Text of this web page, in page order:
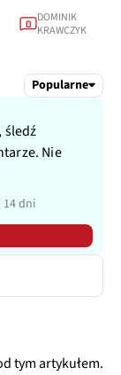
0
DOMINIK
KRAWCZYK
Popularne
śledź
Nie
14 dni
tym artykułem.